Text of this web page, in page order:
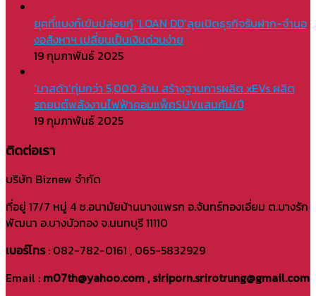
ยุคที่แบงก์เข้มปล่อยกู้ ‘LOAN DD’ลุยเปิดธุรกิจรับฝาก-จำนอ
งอสังหาฯ เปลี่ยนเป็นเงินด่วนง่าย
19 กุมภาพันธ์ 2025
‘มาสด้า’ทุ่มกว่า 5,000 ล้าน สร้างฐานการผลิต xEVs ผลิต
รถยนต์พลังงานไฟฟ้าคอมแพ็คSUVแสนคัน/ปี
19 กุมภาพันธ์ 2025
ติดต่อเรา
บริษัท Biznew จำกัด
ที่อยู่ 17/7 หมู่ 4 ซ.อนามัยบ้านบางแพรก อ.จันทร์ทองเอี่ยม ต.บางรัก
พัฒนา อ.บางบัวทอง จ.นนทบุรี 11110
เบอร์โทร: 082-782-0161 , 065-5832929
Email : m07th@yahoo.com , siriporn.srirotrung@gmail.com